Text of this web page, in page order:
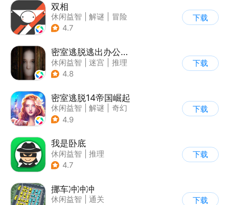
双相
休闲益智 解谜
冒险
| 公益
4.7
下载
密室逃脱逃出办公室3
休闲益智 迷宫
推理
| 密室逃脱
4.8
下载
密室逃脱14帝国崛起
休闲益智 解谜
奇幻
| 密室逃脱
4.9
下载
我是卧底
休闲益智
推理
| 派对游戏
4.7
下载
挪车冲冲冲
休闲益智
通关
下载